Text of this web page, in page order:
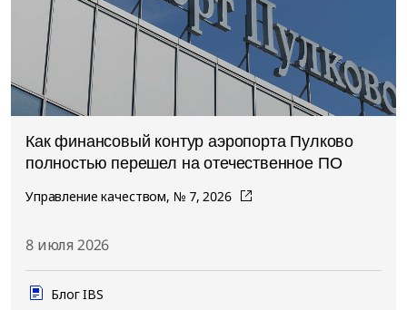
Как финансовый контур аэропорта Пулково
полностью перешел на отечественное ПО
Управление качеством, № 7, 2026
8 июля 2026
Блог IBS